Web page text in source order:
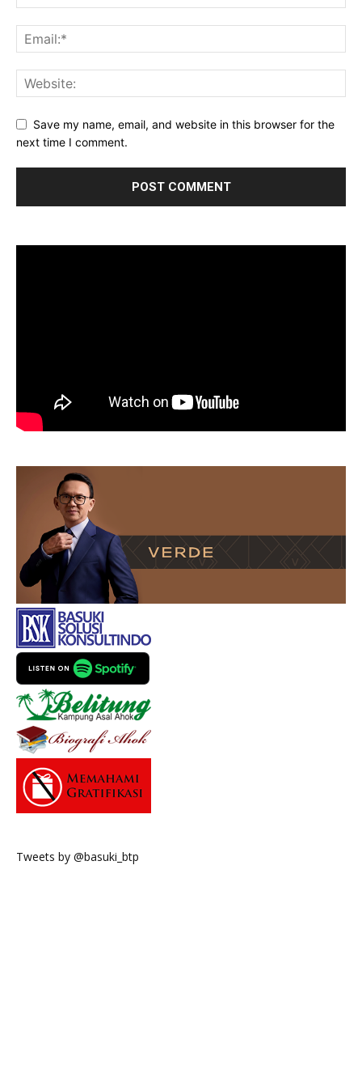
Save my name, email, and website in this browser for the
next time I comment.
Tweets by @basuki_btp